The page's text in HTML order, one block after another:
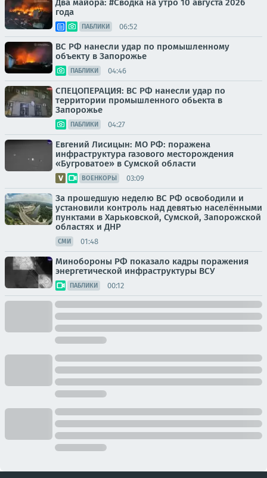
Два майора: #Сводка на утро 10 августа 2026
года
ПАБЛИКИ 06:52
ВС РФ нанесли удар по промышленному
объекту в Запорожье
ПАБЛИКИ 04:46
СПЕЦОПЕРАЦИЯ: ВС РФ нанесли удар по
территории промышленного обьекта в
Запорожье
ПАБЛИКИ 04:27
Евгений Лисицын: МО РФ: поражена
инфраструктура газового месторождения
«Бугроватое» в Сумской области
ВОЕНКОРЫ 03:09
За прошедшую неделю ВС РФ освободили и
установили контроль над девятью населёнными
пунктами в Харьковской, Сумской, Запорожской
областях и ДНР
СМИ 01:48
Минобороны РФ показало кадры поражения
энергетической инфраструктуры ВСУ
ПАБЛИКИ 00:12